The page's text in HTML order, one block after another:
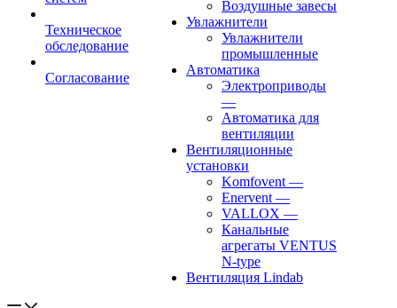
Техническое
обследование
Согласование
Воздушные завесы
Увлажнители
Увлажнители
промышленные
Автоматика
Электроприводы
—
Автоматика для
вентиляции
Вентиляционные
установки
Komfovent —
Enervent —
VALLOX —
Канальные
агрегаты VENTUS
N-type
Вентиляция Lindab